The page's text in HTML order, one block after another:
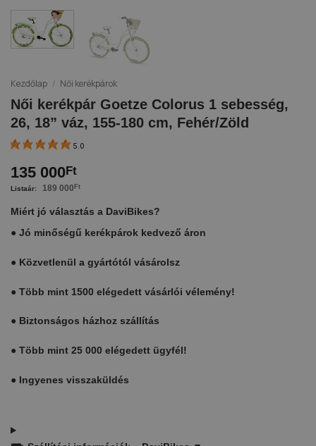
Kezdőlap / Női kerékpárok
Női kerékpár Goetze Colorus 1 sebesség,
26, 18” váz, 155-180 cm, Fehér/Zöld
5.0
135 000Ft
189 000 Ft
Miért jó választás a DaviBikes?
● Jó minőségű kerékpárok kedvező áron
● Közvetlenül a gyártótól vásárolsz
● Több mint 1500 elégedett vásárlói vélemény!
● Biztonságos házhoz szállítás
● Több mint 25 000 elégedett ügyfél!
● Ingyenes visszaküldés